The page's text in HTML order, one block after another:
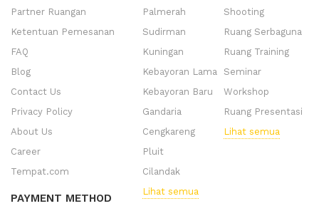
Partner Ruangan
Ketentuan Pemesanan
FAQ
Blog
Contact Us
Privacy Policy
About Us
Career
Tempat.com
PAYMENT METHOD
Palmerah
Sudirman
Kuningan
Kebayoran Lama
Kebayoran Baru
Gandaria
Cengkareng
Pluit
Cilandak
Lihat semua
Shooting
Ruang Serbaguna
Ruang Training
Seminar
Workshop
Ruang Presentasi
Lihat semua